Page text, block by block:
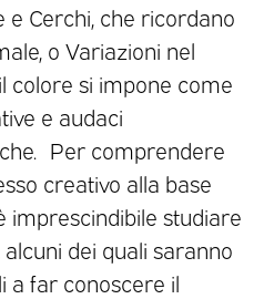
e Cerchi, che ricordano
o Variazioni nel
colore si impone come
e audaci
Per comprendere
creativo alla base
imprescindibile studiare
dei quali saranno
a far conoscere il